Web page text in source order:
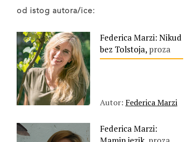
od istog autora/ice:
Federica Marzi: Nikud
bez Tolstoja, proza
Autor: Federica Marzi
Federica Marzi: